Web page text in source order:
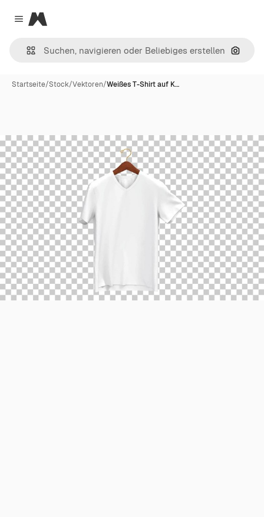
Close menu
Magnific
Nach
Startseite/Stock/Vektoren/Weißes T-Shirt auf K…